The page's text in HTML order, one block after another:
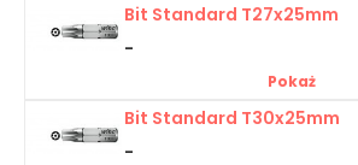
Bit Standard T27x25mm
-
Pokaż
Bit Standard T30x25mm
-